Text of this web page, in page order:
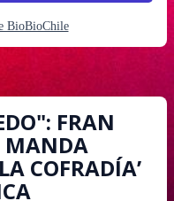
BioBioChile
FRAN
MANDA
COFRADÍA’